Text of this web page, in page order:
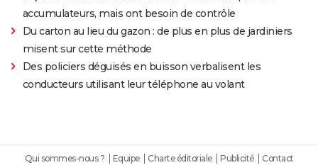
accumulateurs, mais ont besoin de contrôle
Du carton au lieu du gazon : de plus en plus de jardiniers
misent sur cette méthode
Des policiers déguisés en buisson verbalisent les
conducteurs utilisant leur téléphone au volant
Qui sommes-nous ? Equipe Charte éditoriale Publicité
Contact